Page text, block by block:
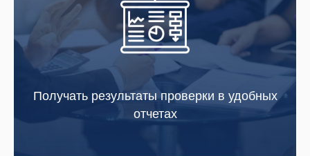
Получать результаты проверки в удобных
отчетах